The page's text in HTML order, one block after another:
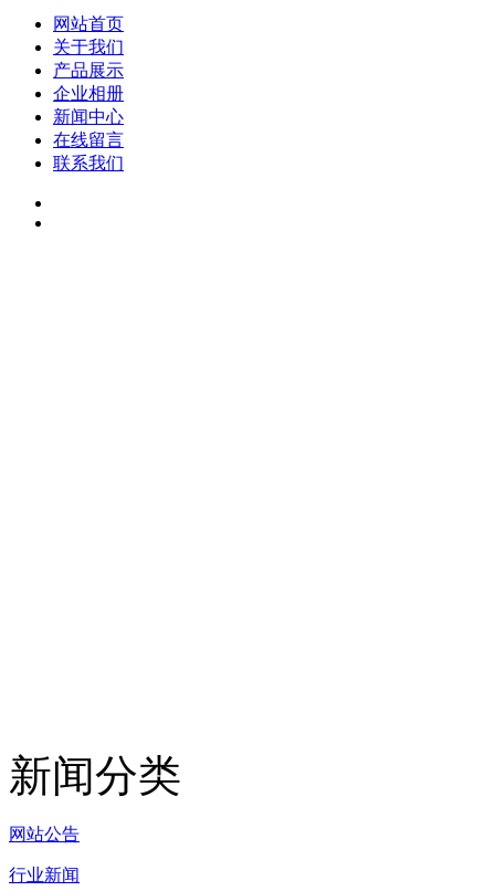
网站首页
关于我们
产品展示
企业相册
新闻中心
在线留言
联系我们
新闻分类
网站公告
行业新闻